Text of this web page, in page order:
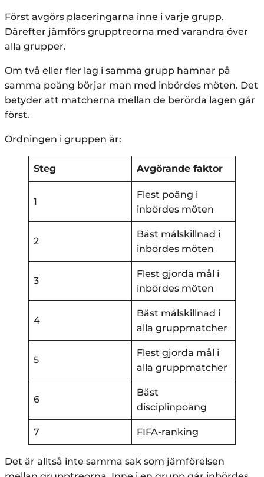
Först avgörs placeringarna inne i varje grupp.
Därefter jämförs grupptreorna med varandra över
alla grupper.
Om två eller fler lag i samma grupp hamnar på
samma poäng börjar man med inbördes möten. Det
betyder att matcherna mellan de berörda lagen går
först.
Ordningen i gruppen är:
Steg Avgörande faktor
1
Flest poäng i
inbördes möten
2
Bäst målskillnad i
inbördes möten
3
Flest gjorda mål i
inbördes möten
4
Bäst målskillnad i
alla gruppmatcher
5
Flest gjorda mål i
alla gruppmatcher
6
Bäst
disciplinpoäng
7 FIFA-ranking
Det är alltså inte samma sak som jämförelsen